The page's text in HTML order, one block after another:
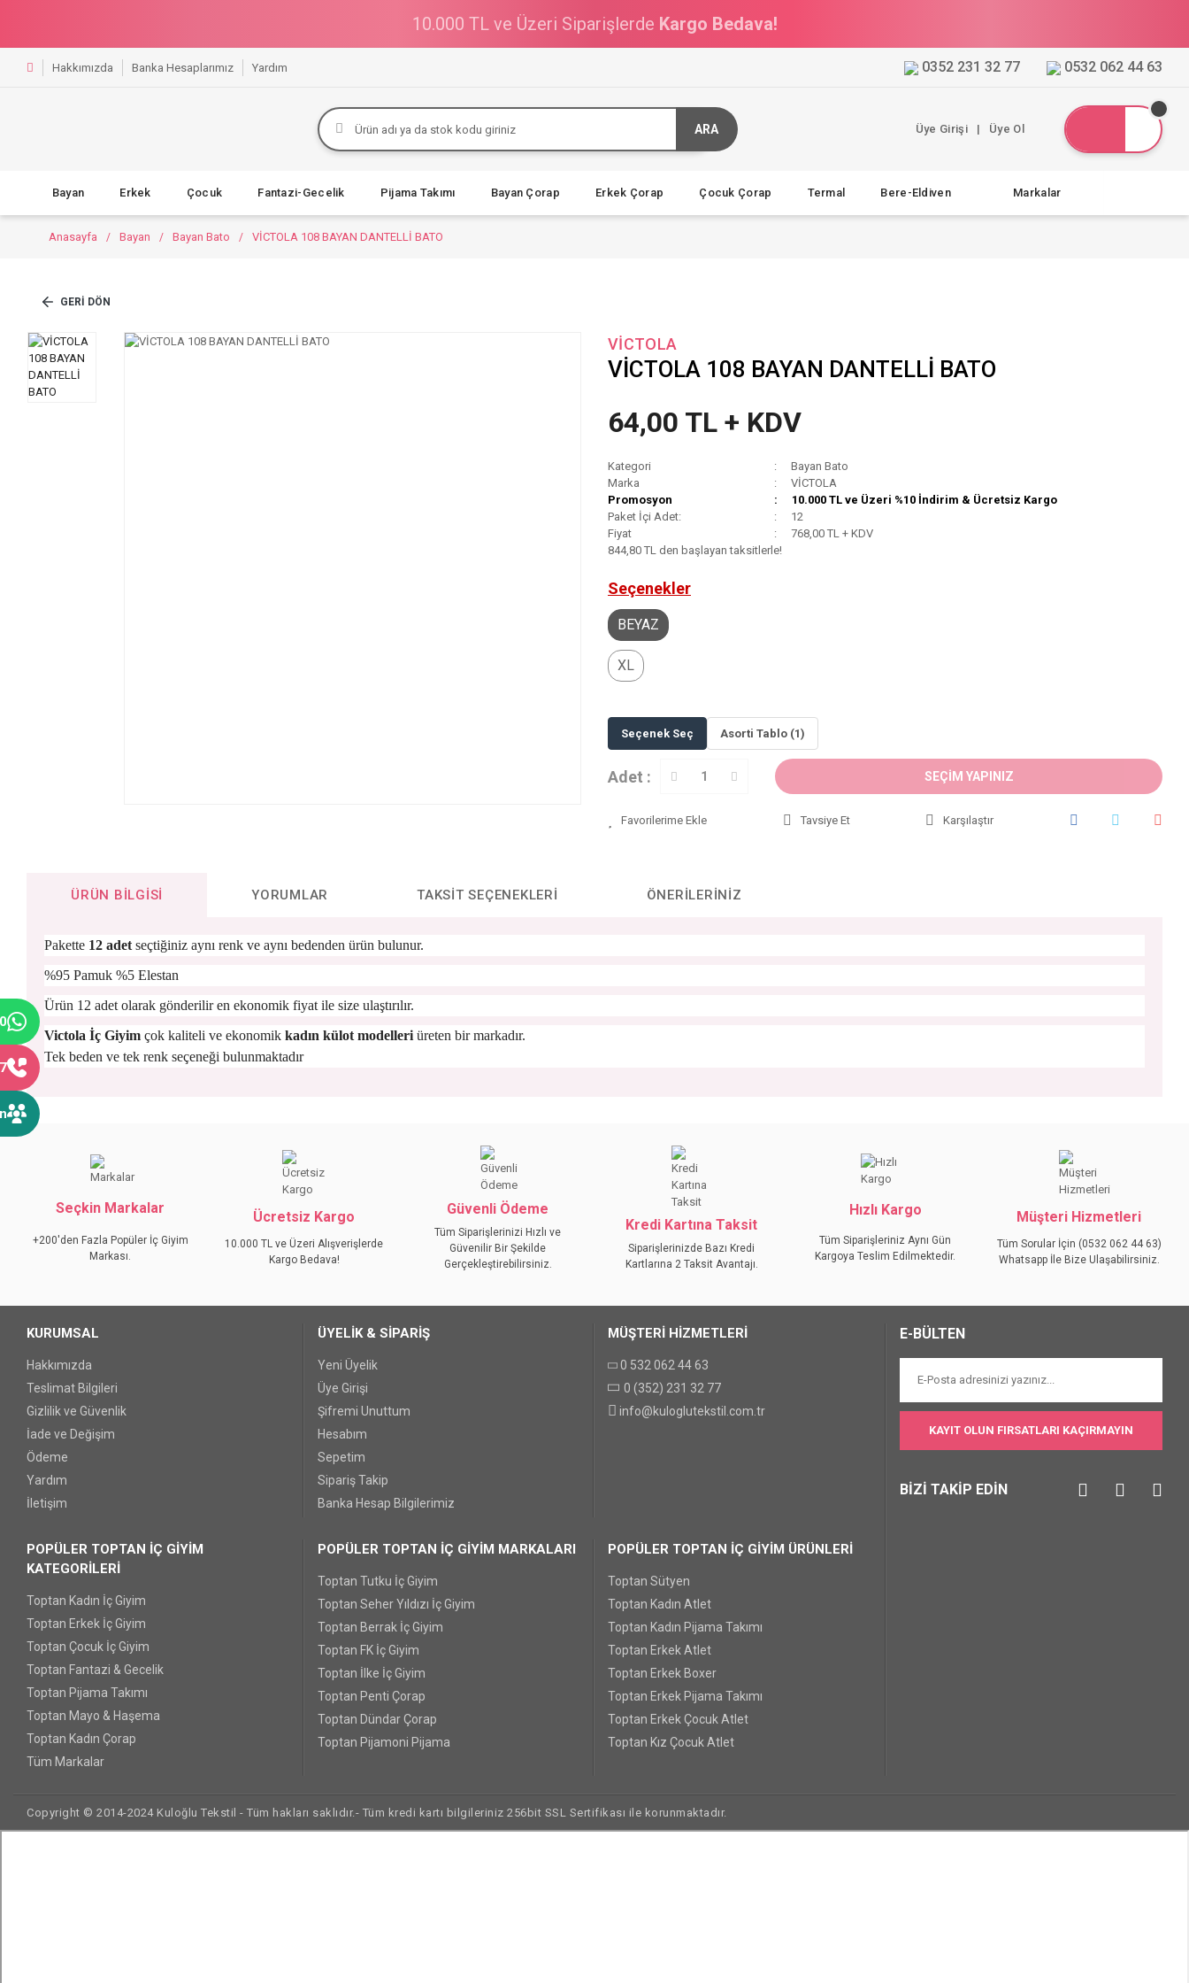
10.000 TL ve Üzeri Siparişlerde Kargo Bedava!
Hakkımızda Banka Hesaplarımız Yardım 0352 231 32 77 0532 062 44 63
ARA Üye Girişi | Üye Ol
Bayan Erkek Çocuk Fantazi-Gecelik Pijama Takımı Bayan Çorap Erkek Çorap Çocuk Çorap Termal Bere-Eldiven Markalar
Anasayfa Bayan Bayan Bato VİCTOLA 108 BAYAN DANTELLİ BATO
GERI DÖN
VİCTOLA
VİCTOLA 108 BAYAN DANTELLİ BATO
64,00 TL + KDV
Kategori
Bayan Bato
Marka
VİCTOLA
Promosyon
10.000 TL ve Üzeri %10 İndirim & Ücretsiz Kargo
Paket İçi Adet:
12
Fiyat
768,00 TL + KDV
844,80 TL den başlayan taksitlerle!
Seçenekler
BEYAZ
XL
Seçenek Seç Asorti Tablo (1)
Adet : SEÇİM YAPINIZ
Tavsiye Et Karşılaştır
ÜRÜN BILGISI YORUMLAR TAKSIT SEÇENEKLERI ÖNERILERINIZ
Pakette 12 adet seçtiğiniz aynı renk ve aynı bedenden ürün bulunur.
%95 Pamuk %5 Elestan
Ürün 12 adet olarak gönderilir en ekonomik fiyat ile size ulaştırılır.
Victola İç Giyim çok kaliteli ve ekonomik kadın külot modelleri üreten bir markadır.
Tek beden ve tek renk seçeneği bulunmaktadır
Ürün resmi kalitesiz, bozuk veya görüntülenemiyor.
Ürün açıklamasında eksik bilgiler bulunuyor.
Ürün bilgilerinde hatalar bulunuyor.
Ürün fiyatı diğer sitelerden daha pahalı.
GÖNDER
Seçkin Markalar
+200'den Fazla Popüler İç Giyim
Markası.
Ücretsiz Kargo
10.000 TL ve Üzeri Alışverişlerde
Kargo Bedava!
Güvenli Ödeme
Tüm Siparişlerinizi Hızlı ve
Güvenilir Bir Şekilde
Gerçekleştirebilirsiniz.
Kredi Kartına Taksit
Siparişlerinizde Bazı Kredi
Kartlarına 2 Taksit Avantajı.
Hızlı Kargo
Tüm Siparişleriniz Aynı Gün
Kargoya Teslim Edilmektedir.
Müşteri Hizmetleri
Tüm Sorular İçin (0532 062 44 63)
Whatsapp İle Bize Ulaşabilirsiniz.
KURUMSAL
Hakkımızda
Teslimat Bilgileri
Gizlilik ve Güvenlik
İade ve Değişim
Ödeme
Yardım
İletişim
ÜYELİK & SİPARİŞ
Yeni Üyelik
Üye Girişi
Şifremi Unuttum
Hesabım
Sepetim
Sipariş Takip
Banka Hesap Bilgilerimiz
MÜŞTERİ HİZMETLERİ
0 532 062 44 63
0 (352) 231 32 77
info@kuloglutekstil.com.tr
POPÜLER TOPTAN İÇ GİYİM
KATEGORİLERİ
Toptan Kadın İç Giyim
Toptan Erkek İç Giyim
Toptan Çocuk İç Giyim
Toptan Fantazi & Gecelik
Toptan Pijama Takımı
Toptan Mayo & Haşema
Toptan Kadın Çorap
Tüm Markalar
POPÜLER TOPTAN İÇ GİYİM MARKALARI
Toptan Tutku İç Giyim
Toptan Seher Yıldızı İç Giyim
Toptan Berrak İç Giyim
Toptan FK İç Giyim
Toptan İlke İç Giyim
Toptan Penti Çorap
Toptan Dündar Çorap
Toptan Pijamoni Pijama
POPÜLER TOPTAN İÇ GİYİM ÜRÜNLERİ
Toptan Sütyen
Toptan Kadın Atlet
Toptan Kadın Pijama Takımı
Toptan Erkek Atlet
Toptan Erkek Boxer
Toptan Erkek Pijama Takımı
Toptan Erkek Çocuk Atlet
Toptan Kız Çocuk Atlet
E-BÜLTEN
KAYIT OLUN FIRSATLARI KAÇIRMAYIN
BİZİ TAKİP EDİN
Copyright © 2014-2024 Kuloğlu Tekstil - Tüm hakları saklıdır.- Tüm kredi kartı bilgileriniz 256bit SSL Sertifikası ile korunmaktadır.